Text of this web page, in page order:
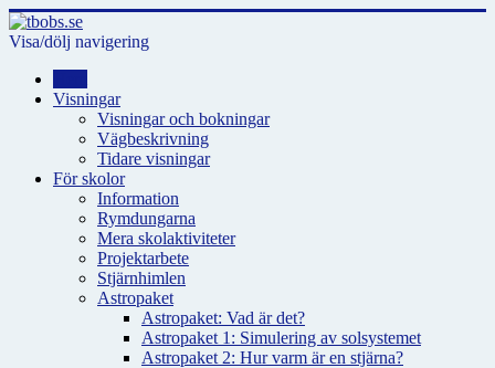
Visa/dölj navigering
Visningar
Visningar och bokningar
Vägbeskrivning
Tidare visningar
För skolor
Information
Rymdungarna
Mera skolaktiviteter
Projektarbete
Stjärnhimlen
Astropaket
Astropaket: Vad är det?
Astropaket 1: Simulering av solsystemet
Astropaket 2: Hur varm är en stjärna?